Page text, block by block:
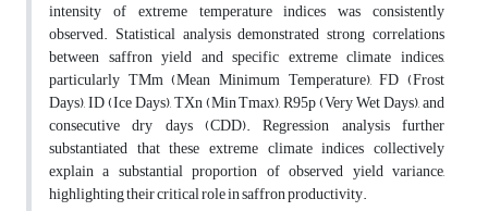
intensity of extreme temperature indices was consistently
observed. Statistical analysis demonstrated strong correlations
between saffron yield and specific extreme climate indices,
particularly TMm (Mean Minimum Temperature), FD (Frost
Days), ID (Ice Days), TXn (Min Tmax), R95p (Very Wet Days), and
consecutive dry days (CDD). Regression analysis further
substantiated that these extreme climate indices collectively
explain a substantial proportion of observed yield variance,
highlighting their critical role in saffron productivity.